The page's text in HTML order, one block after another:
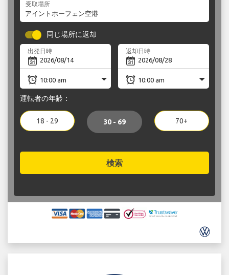
受取場所
同じ場所に返却
出発日時 返却日時
運転者の年齢：
18 - 29 30 - 69 70+
検索